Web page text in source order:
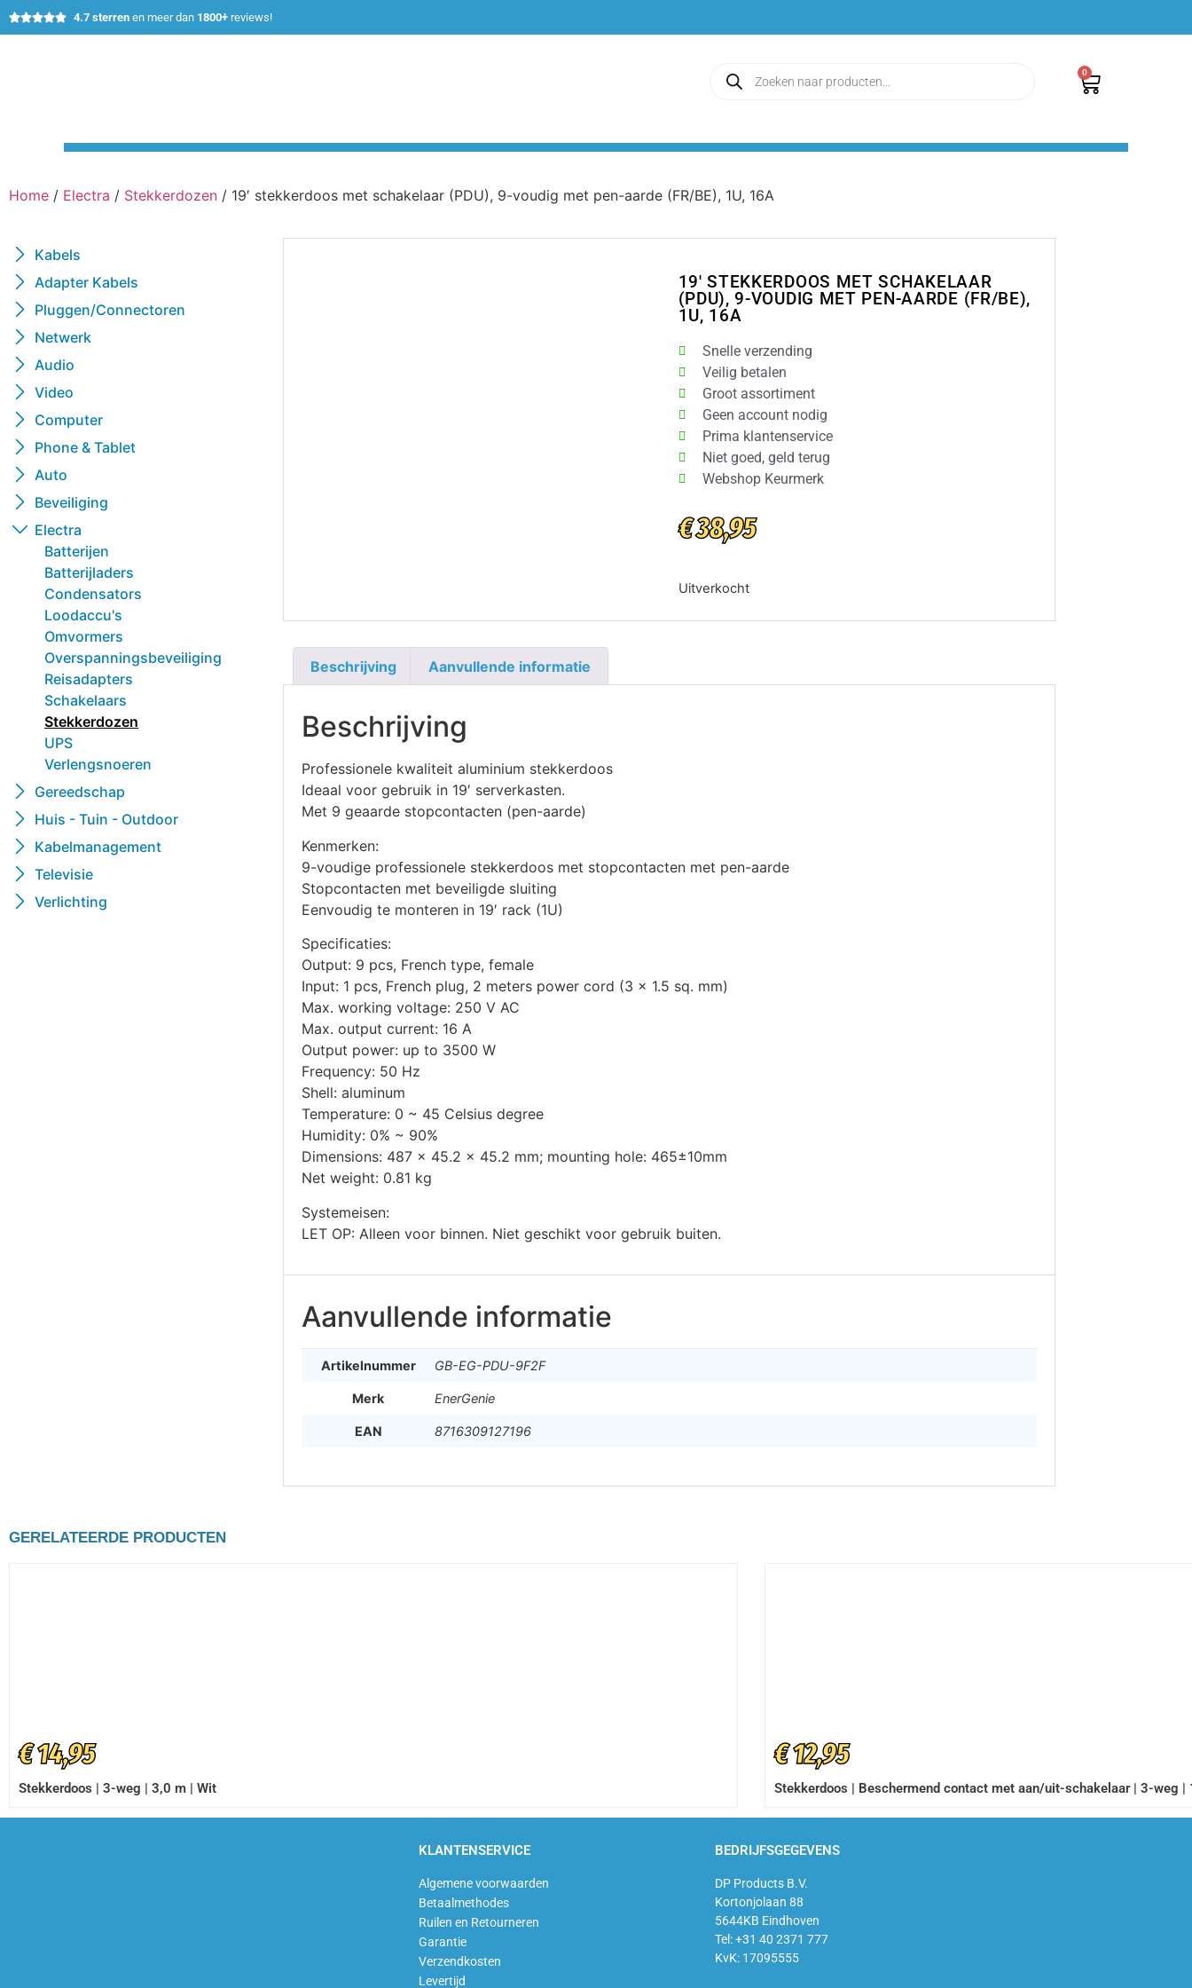
 4.7 sterren en meer dan 1800+ reviews!
0
Home / Electra / Stekkerdozen / 19′ stekkerdoos met schakelaar (PDU), 9-voudig met pen-aarde (FR/BE), 1U, 16A
Kabels
Adapter Kabels
Pluggen/Connectoren
Netwerk
Audio
Video
Computer
Phone & Tablet
Auto
Beveiliging
Electra
Batterijen
Batterijladers
Condensators
Loodaccu's
Omvormers
Overspanningsbeveiliging
Reisadapters
Schakelaars
Stekkerdozen
UPS
Verlengsnoeren
Gereedschap
Huis - Tuin - Outdoor
Kabelmanagement
Televisie
Verlichting
19′ STEKKERDOOS MET SCHAKELAAR
(PDU), 9-VOUDIG MET PEN-AARDE (FR/BE),
1U, 16A
Snelle verzending
Veilig betalen
Groot assortiment
Geen account nodig
Prima klantenservice
Niet goed, geld terug
Webshop Keurmerk
€38,95
Uitverkocht
Beschrijving Aanvullende informatie
Beschrijving
Professionele kwaliteit aluminium stekkerdoos
Ideaal voor gebruik in 19′ serverkasten.
Met 9 geaarde stopcontacten (pen-aarde)
Kenmerken:
9-voudige professionele stekkerdoos met stopcontacten met pen-aarde
Stopcontacten met beveiligde sluiting
Eenvoudig te monteren in 19′ rack (1U)
Specificaties:
Output: 9 pcs, French type, female
Input: 1 pcs, French plug, 2 meters power cord (3 x 1.5 sq. mm)
Max. working voltage: 250 V AC
Max. output current: 16 A
Output power: up to 3500 W
Frequency: 50 Hz
Shell: aluminum
Temperature: 0 ~ 45 Celsius degree
Humidity: 0% ~ 90%
Dimensions: 487 x 45.2 x 45.2 mm; mounting hole: 465±10mm
Net weight: 0.81 kg
Systemeisen:
LET OP: Alleen voor binnen. Niet geschikt voor gebruik buiten.
Aanvullende informatie
Artikelnummer GB-EG-PDU-9F2F
Merk EnerGenie
EAN 8716309127196
GERELATEERDE PRODUCTEN
€14,95
Stekkerdoos | 3-weg | 3,0 m | Wit
€12,95
Stekkerdoos | Beschermend contact met aan/uit-schakelaar | 3-weg |
KLANTENSERVICE
Algemene voorwaarden
Betaalmethodes
Ruilen en Retourneren
Garantie
Verzendkosten
Levertijd
BEDRIJFSGEGEVENS
DP Products B.V.
Kortonjolaan 88
5644KB Eindhoven
Tel: +31 40 2371 777
KvK: 17095555